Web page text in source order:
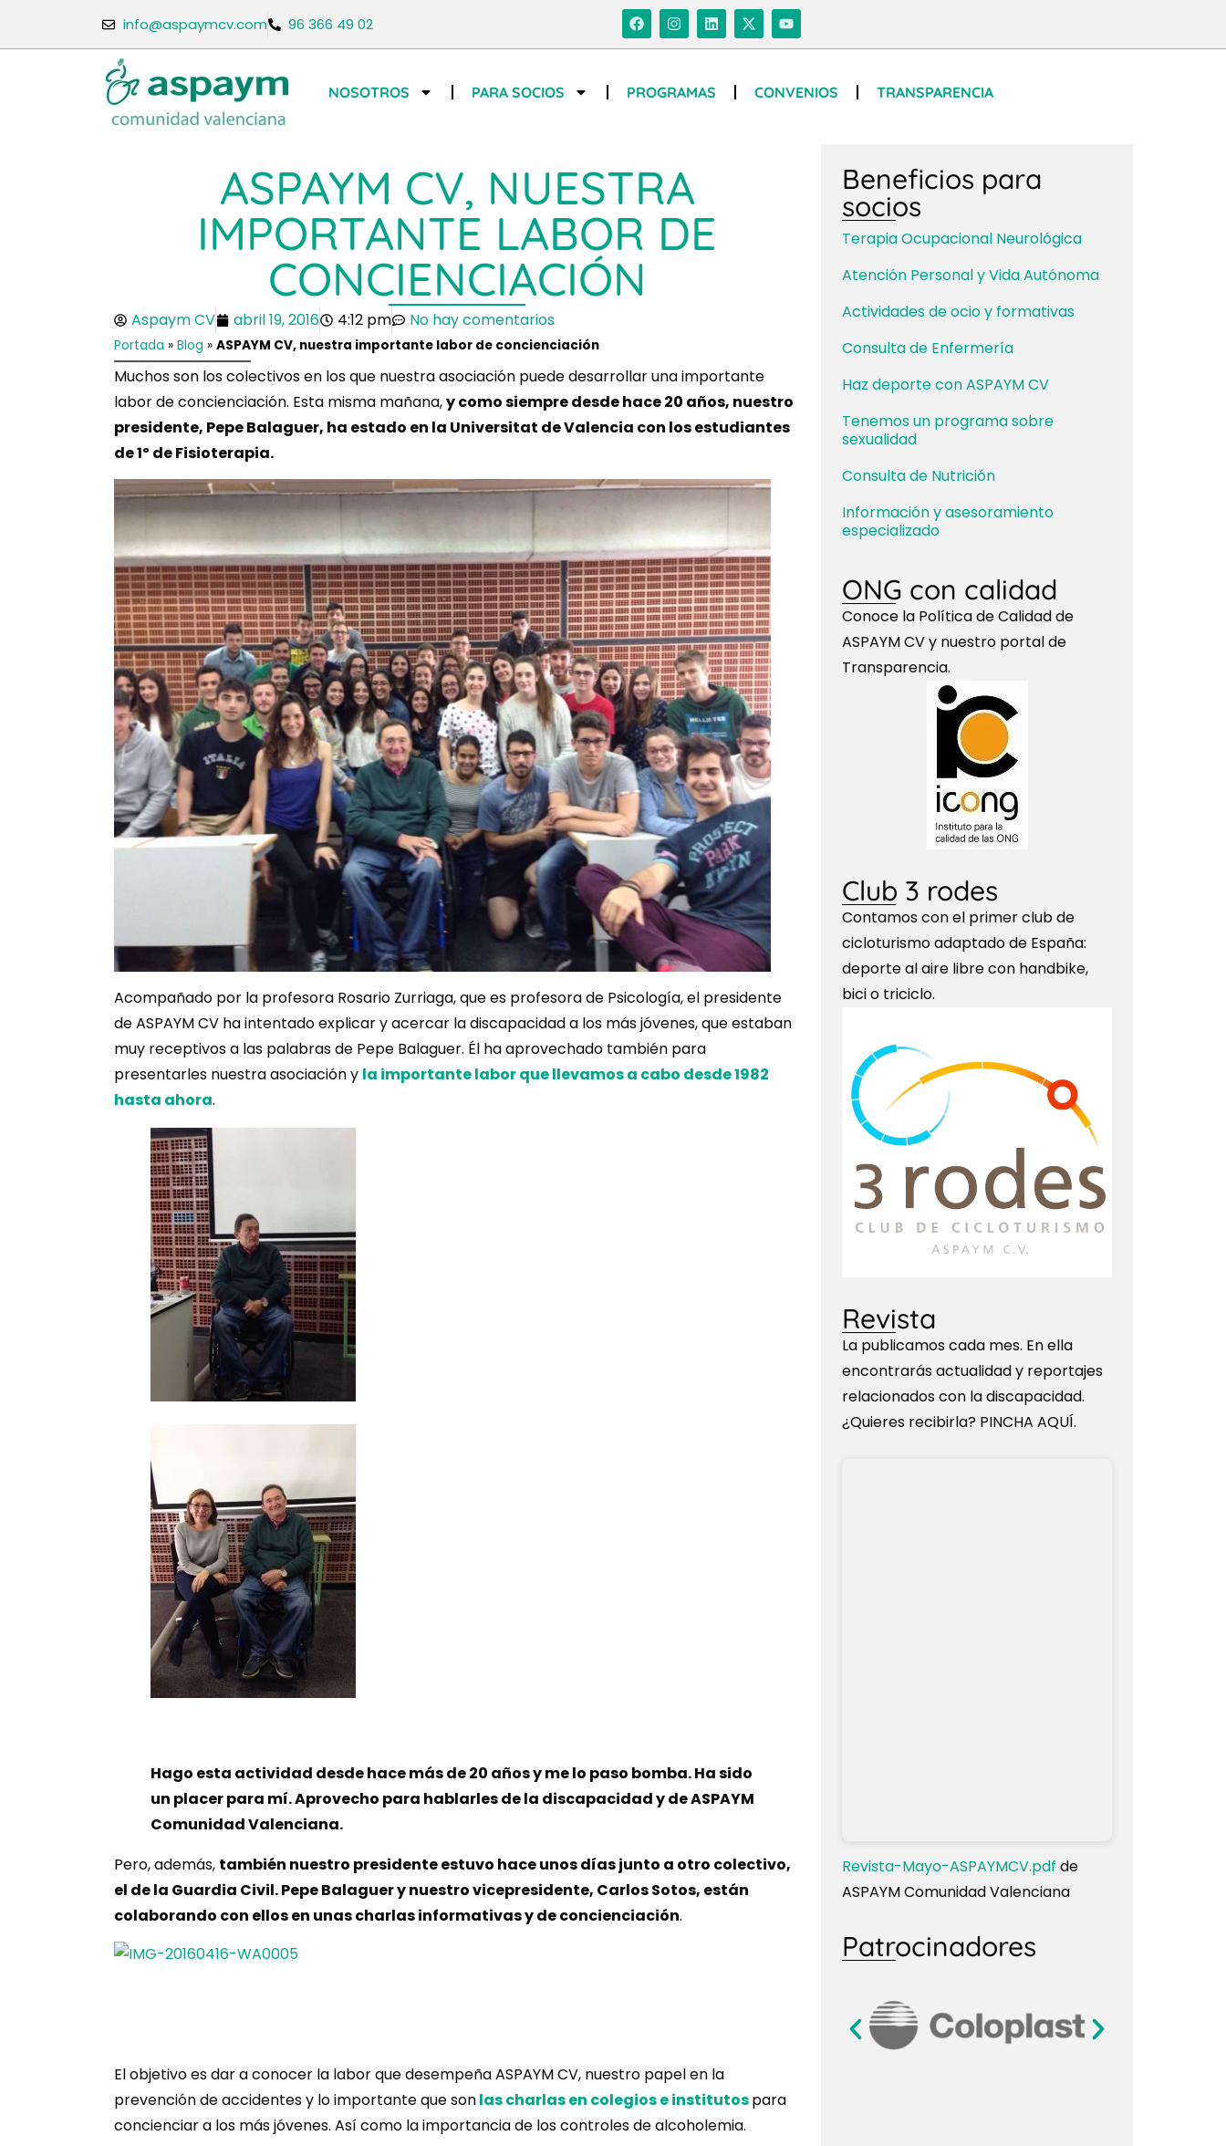
info@aspaymcv.com 96 366 49 02
NOSOTROS PARA SOCIOS PROGRAMAS CONVENIOS TRANSPARENCIA
ASPAYM CV, NUESTRA
IMPORTANTE LABOR DE
CONCIENCIACIÓN
Aspaym CV abril 19, 2016 4:12 pm No hay comentarios
Portada » Blog » ASPAYM CV, nuestra importante labor de concienciación
Muchos son los colectivos en los que nuestra asociación puede desarrollar una importante
labor de concienciación. Esta misma mañana,y como siempre desde hace 20 años, nuestro
presidente, Pepe Balaguer, ha estado en la Universitat de Valencia con los estudiantes
de 1º de Fisioterapia.
Acompañado por la profesora Rosario Zurriaga, que es profesora de Psicología, el presidente
de ASPAYM CV ha intentado explicar y acercar la discapacidad a los más jóvenes, que estaban
muy receptivos a las palabras de Pepe Balaguer. Él ha aprovechado también para
presentarles nuestra asociación y la importante labor que llevamos a cabo desde 1982
hasta ahora.
Hago esta actividad desde hace más de 20 años y me lo paso bomba. Ha sido
un placer para mí. Aprovecho para hablarles de la discapacidad y de ASPAYM
Comunidad Valenciana.
Pero, además, también nuestro presidente estuvo hace unos días junto a otro colectivo,
el de la Guardia Civil. Pepe Balaguer y nuestro vicepresidente, Carlos Sotos, están
colaborando con ellos en unas charlas informativas y de concienciación.
El objetivo es dar a conocer la labor que desempeña ASPAYM CV, nuestro papel en la
prevención de accidentes y lo importante que sonlas charlas en colegios e institutospara
concienciar a los más jóvenes. Así como la importancia de los controles de alcoholemia.
Beneficios para
socios
Terapia Ocupacional Neurológica
Atención Personal y Vida Autónoma
Actividades de ocio y formativas
Consulta de Enfermería
Haz deporte con ASPAYM CV
Tenemos un programa sobre
sexualidad
Consulta de Nutrición
Información y asesoramiento
especializado
ONG con calidad
Conoce la Política de Calidad de
ASPAYM CV y nuestro portal de
Transparencia.
Club 3 rodes
Contamos con el primer club de
cicloturismo adaptado de España:
deporte al aire libre con handbike,
bici o triciclo.
Revista
La publicamos cada mes. En ella
encontrarás actualidad y reportajes
relacionados con la discapacidad.
¿Quieres recibirla? PINCHA AQUÍ.
Revista-Mayo-ASPAYMCV.pdf de
ASPAYM Comunidad Valenciana
Patrocinadores